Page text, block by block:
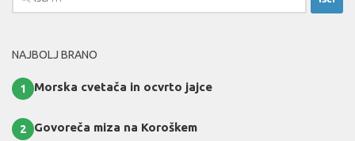
NAJBOLJ BRANO
1 Morska cvetača in ocvrto jajce
2 Govoreča miza na Koroškem